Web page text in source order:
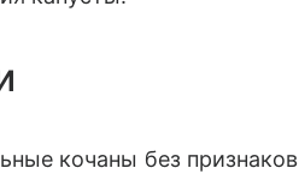
кочаны без признаков